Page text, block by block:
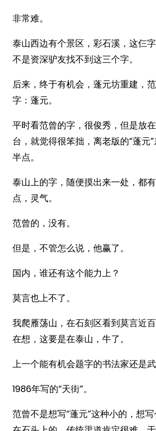
非常难。
泰山西边有个景区，彩石溪，这仨
不是资深驴友找不到这三个字。
后来，终于有机会，蓬元坊重建，
字：蓬元。
平时看范曾的字，很俊秀，但是放
台，就觉得很笨拙，离老版的“蓬元
半点。
泰山上的字，随便摸出来一处，都
点，灵气。
范曾的，没有。
但是，不管怎么说，他赢了。
国内，谁还有这个能力上？
莫言也上不了。
我爬雁荡山，在石刻区看到莫言近
在想，这要是在泰山，牛了。
上一个能有机会题字的书法家还是武
1986年写的“天街”。
范曾不是想写“蓬元”这种小的，想